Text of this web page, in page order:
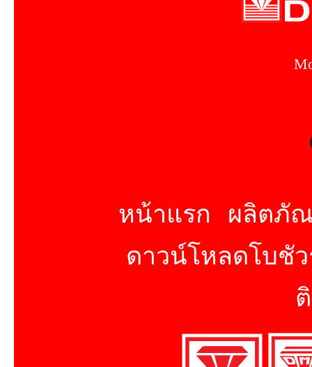
หน้าแรก
ผลิตภั
ดาวน์โหลดโบชั